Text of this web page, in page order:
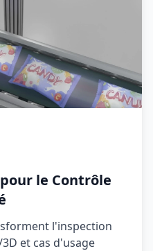
le Contrôle
l'inspection
et cas d'usage